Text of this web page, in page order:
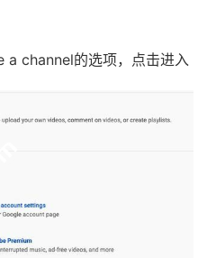
a channel的选项，点击进入